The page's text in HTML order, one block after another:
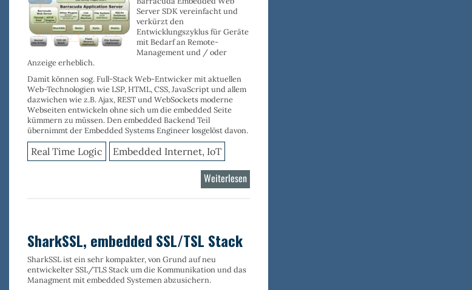
Server SDK vereinfacht und
verkürzt den
Entwicklungszyklusfür Geräte
mit Bedarf an Remote-
Managementund / oder
Anzeigeerheblich.
Damit können sog. Full-Stack Web-Entwickermit aktuellen
Web-Technologien wieLSP, HTML, CSS, JavaScriptund allem
dazwichen wie z.B. Ajax, RESTund WebSocketsmoderne
Webseiten entwickeln ohne sich um die embedded Seite
kümmern zu müssen. Den embedded Backend Teil
übernimmt der Embedded Systems Engineer losgelöst davon.
Real Time Logic Embedded Internet, IoT
Weiterlesenüber
Barracuda
SharkSSL, embedded SSL/TSL Stack
SharkSSL ist ein sehr kompakter, von Grund auf neu
entwickelter SSL/TLS Stack um die Kommunikation und das
Managment mit embedded Systemen abzusichern.